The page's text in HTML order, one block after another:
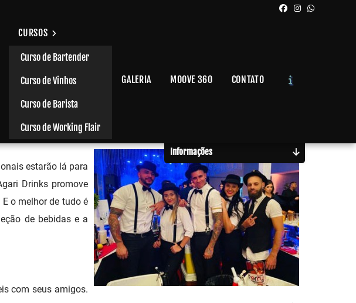
CURSOS
Curso de Bartender
Curso de Vinhos
Curso de Barista
Curso de Working Flair
GALERIA MOOVE 360 CONTATO
estarão lá para
Drinks promove
o melhor de tudo é
de bebidas e a
com seus amigos.
Informações